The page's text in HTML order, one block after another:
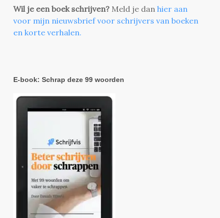
Wil je een boek schrijven? Meld je dan hier aan
voor mijn nieuwsbrief voor schrijvers van boeken
en korte verhalen.
E-book: Schrap deze 99 woorden